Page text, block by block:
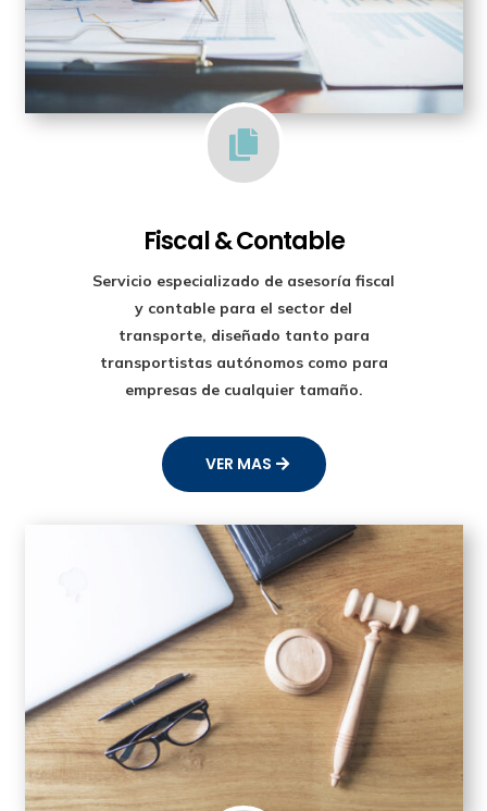

Fiscal & Contable
Servicio especializado de asesoría fiscal
y contable para el sector del
transporte, diseñado tanto para
transportistas autónomos como para
empresas de cualquier tamaño.
VER MAS